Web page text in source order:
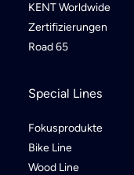
KENT Worldwide
Zertifizierungen
Road 65
Special Lines
Fokusprodukte
Bike Line
Wood Line